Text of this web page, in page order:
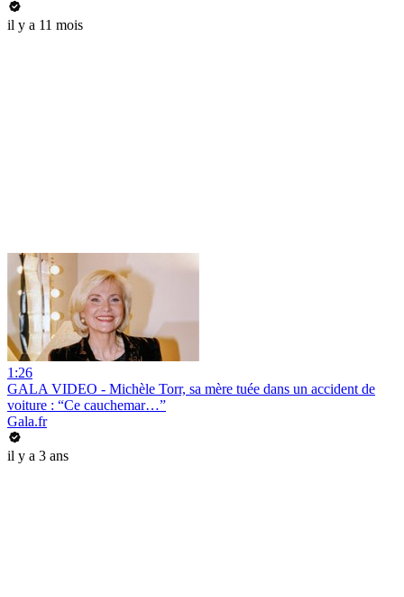
il y a 11 mois
1:26
GALA VIDEO - Michèle Torr, sa mère tuée dans un accident de
voiture : “Ce cauchemar…”
Gala.fr
il y a 3 ans